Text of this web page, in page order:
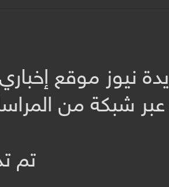
نيوز موقع
عبر شبكة من
تم